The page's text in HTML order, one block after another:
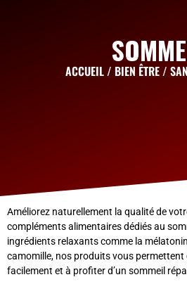
ACCUEIL/ BIEN ÊTRE /
Améliorez naturellement la qualité de
compléments alimentaires dédiés au
ingrédients relaxants comme la
camomille, nos produits vous permettent
facilement et à profiter d’un sommeil